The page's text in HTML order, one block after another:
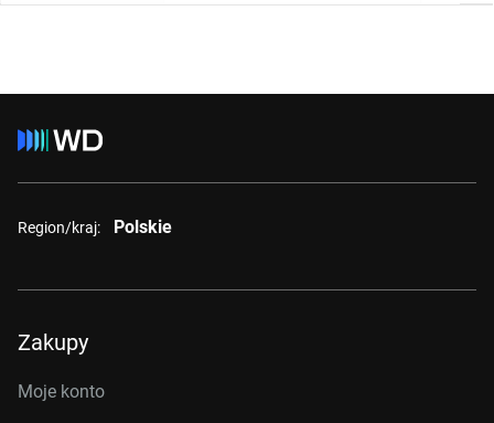
Region/kraj: Polskie
Zakupy
Moje konto